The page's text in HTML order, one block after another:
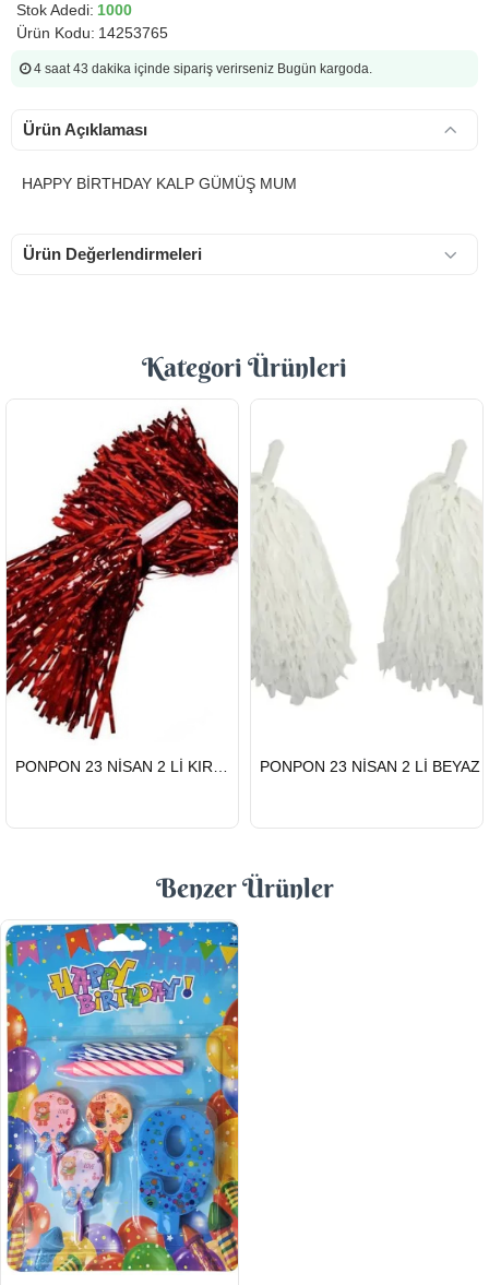
Stok Adedi: 1000
Ürün Kodu: 14253765
4 saat 43 dakika içinde sipariş verirseniz Bugün kargoda.
Ürün Açıklaması
HAPPY BİRTHDAY KALP GÜMÜŞ MUM
Ürün Değerlendirmeleri
Kategori Ürünleri
HIZLI
GÖNDERİ
PONPON 23 NİSAN 2 Lİ KIRMIZI
HIZLI
GÖNDERİ
PONPON 23 NİSAN 2 Lİ BEYAZ
Benzer Ürünler